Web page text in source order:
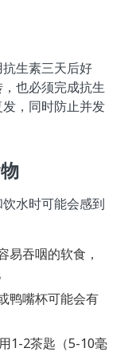
生素三天后好
也必须完成抗生
，同时防止并发
水时可能会感到
易吞咽的软食，
鸭嘴杯可能会有
1-2茶匙（5-10毫